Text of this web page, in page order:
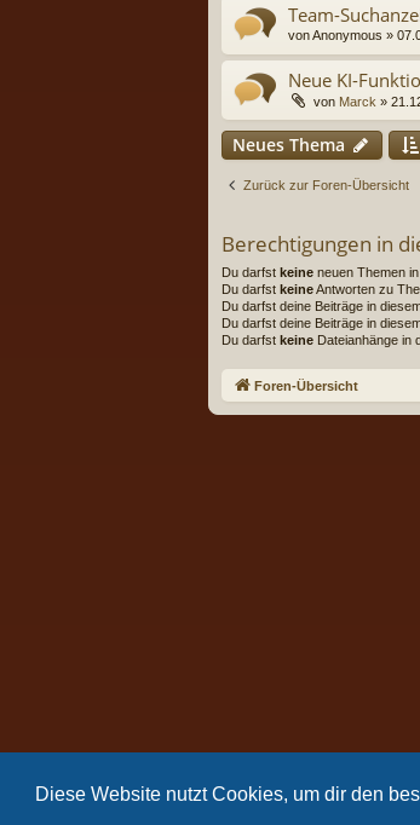
Diese Website nutzt Cookies, um dir den
Team-
vonAnonymous »
Neue KI-
von Marck »
Neues Thema
Zurück zur Foren-Übersicht
Berechtigungen in
Du darfst keine neuen Themen
Du darfst keineAntworten zu
Du darfst deine Beiträge in
Du darfst deine Beiträge in
Du darfst keine Dateianhänge in
Foren-Übersicht